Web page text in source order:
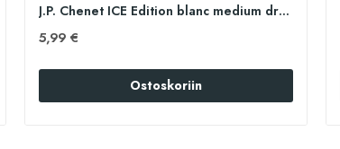
J.P. Chenet ICE Edition blanc medium dry 75cl
5,99 €
Ostoskoriin